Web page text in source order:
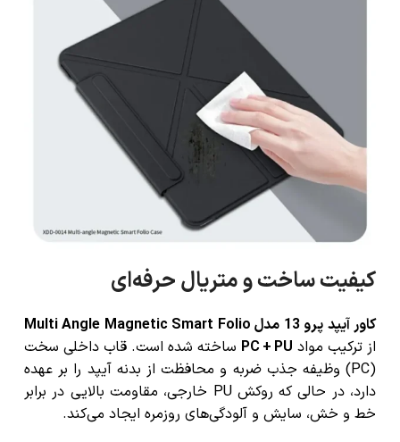
کیفیت ساخت و متریال حرفه‌ای
کاور آیپد پرو 13 مدل Multi Angle Magnetic Smart Folio
از ترکیب مواد PC + PU ساخته شده است. قاب داخلی سخت
(PC) وظیفه جذب ضربه و محافظت از بدنه آیپد را بر عهده
دارد، در حالی که روکش PU خارجی، مقاومت بالایی در برابر
خط و خش، سایش و آلودگی‌های روزمره ایجاد می‌کند.